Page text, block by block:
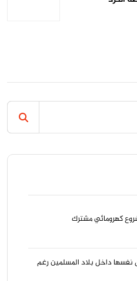
كهرومائي مشترك
نفسها داخل بلاد المسلمين رغم